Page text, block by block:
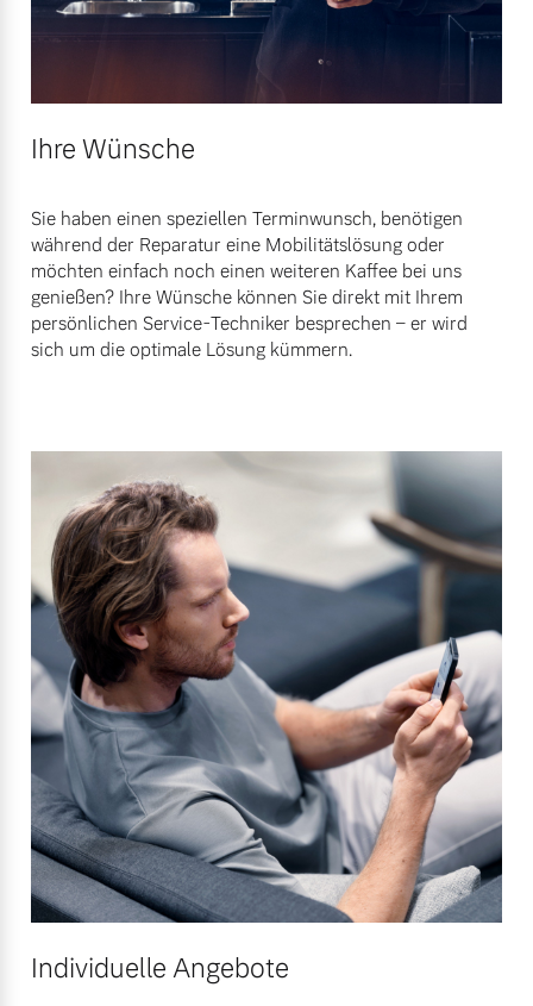
Ihre Wünsche
Sie haben einen speziellen Terminwunsch, benötigen
während der Reparatur eine Mobilitätslösung oder
möchten einfach noch einen weiteren Kaffee bei uns
genießen? Ihre Wünsche können Sie direkt mit Ihrem
persönlichen Service-Techniker besprechen – er wird
sich um die optimale Lösung kümmern.
Individuelle Angebote